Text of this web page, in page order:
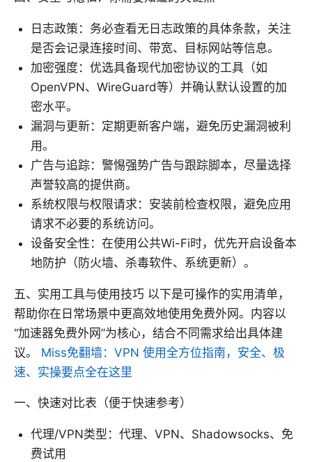
日志政策：务必查看无日志政策的具体条款，关注
是否会记录连接时间、带宽、目标网站等信息。
加密强度：优选具备现代加密协议的工具（如
OpenVPN、WireGuard等）并确认默认设置的加
密水平。
漏洞与更新：定期更新客户端，避免历史漏洞被利
用。
广告与追踪：警惕强势广告与跟踪脚本，尽量选择
声誉较高的提供商。
系统权限与权限请求：安装前检查权限，避免应用
请求不必要的系统访问。
设备安全性：在使用公共Wi-Fi时，优先开启设备本
地防护（防火墙、杀毒软件、系统更新）。
五、实用工具与使用技巧 以下是可操作的实用清单，
帮助你在日常场景中更高效地使用免费外网。内容以
“加速器免费外网”为核心，结合不同需求给出具体建
议。 Miss免翻墙：VPN 使用全方位指南，安全、极
速、实操要点全在这里
一、快速对比表（便于快速参考）
代理/VPN类型：代理、VPN、Shadowsocks、免
费试用